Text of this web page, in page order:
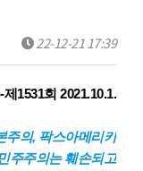
22-12-21 17:39
1531회 2021.10.1.
주의, 팍스아메리카
주주의는 훼손되고